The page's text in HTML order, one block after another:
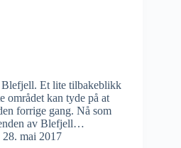
Blefjell. Et lite tilbakeblikk
området kan tyde på at
forrige gang. Nå som
av Blefjell…
28. mai 2017